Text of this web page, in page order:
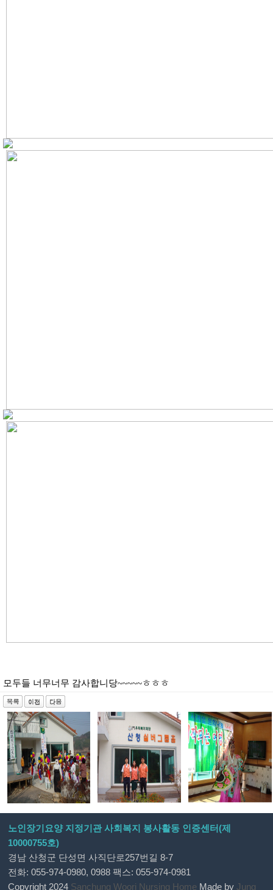
모두들 너무너무 감사합니당~~~~~ㅎㅎㅎ
노인장기요양 지정기관 사회복지 봉사활동 인증센터(제
10000755호)
경남 산청군 단성면 사직단로257번길 8-7
전화: 055-974-0980, 0988 팩스: 055-974-0981
Copyright 2024 Sanchung Woori Nursing Home Made by Jung